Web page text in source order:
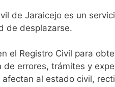
de Jaraicejo es un
de desplazarse.​
el Registro Civil para
de errores, trámites y
al estado civil,